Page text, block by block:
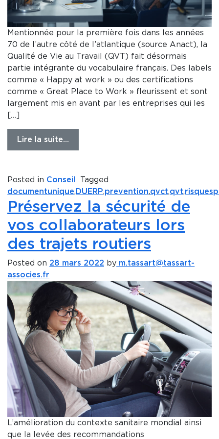
Mentionnée pour la première fois dans les années
70 de l’autre côté de l’atlantique (source Anact), la
Qualité de Vie au Travail (QVT) fait désormais
partie intégrante du vocabulaire français. Des labels
comme « Happy at work » ou des certifications
comme « Great Place to Work » fleurissent et sont
largement mis en avant par les entreprises qui les
[…]
Lire la suite…
Posted in Conseil
Tagged
documentunique, DUERP,prevention,qvct,qvt,
Préservez la sécurité de
vos collaborateurs lors
des trajets routiers
Posted on 28 mars 2022 by m.tassart@tassart-
associes.fr
L’amélioration du contexte sanitaire mondial ainsi
que la levée des recommandations